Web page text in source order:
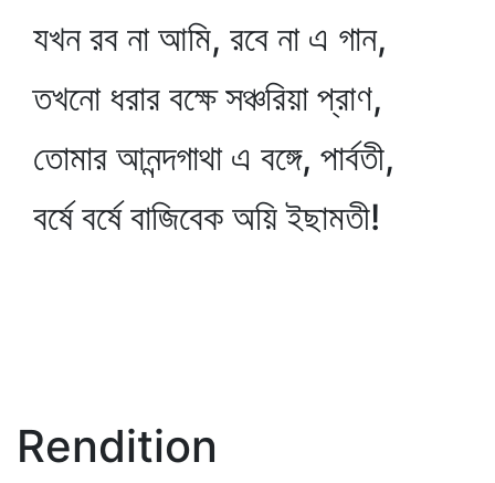
যখন রব না আমি, রবে না এ গান,
তখনো ধরার বক্ষে সঞ্চরিয়া প্রাণ,
তোমার আনন্দগাথা এ বঙ্গে, পার্বতী,
বর্ষে বর্ষে বাজিবেক অয়ি ইছামতী!
Rendition